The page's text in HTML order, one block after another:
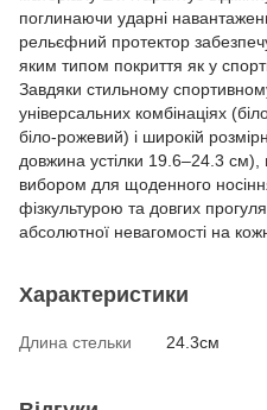
поглинаючи ударні
рельєфний протектор
яким типом покриття як у
Завдяки стильному
універсальних комбінаціях
біло-рожевий) і широкій
довжина устілки 19.6–24.3
вибором для щоденного
фізкультурою та довгих
абсолютної невагомості на
Характеристики
Длина стельки 24.3см